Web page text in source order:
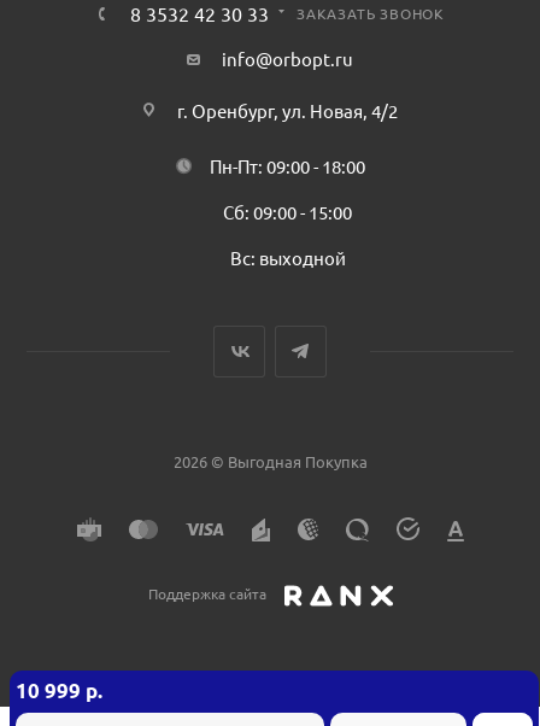
10 999 р.
8 3532 42 30 33 ЗАКАЗАТЬ ЗВОНОК
info@orbopt.ru
г. Оренбург, ул. Новая, 4/2
Пн-Пт: 09:00 - 18:00
Сб: 09:00 - 15:00
Вс: выходной
2026 © Выгодная Покупка
Поддержка сайта